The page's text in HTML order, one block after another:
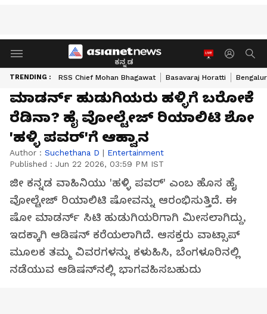
ಕನ್ನಡ
TRENDING : RSS Chief Mohan Bhagawat Basavaraj Horatti
ಮಾಡರ್ನ್​ ಹುಡುಗಿಯರು ಹಳ್ಳಿಗೆ ಬರೋಕೆ
ರೆಡಿನಾ? ಹೈ ವೋಲ್ಟೇಜ್ ರಿಯಾಲಿಟಿ ಶೋ
'ಹಳ್ಳಿ ಪವರ್'ಗೆ ಆಹ್ವಾನ
Author : Suchethana D | Entertainment
Published : Jun 22 2026, 03:59 PM IST
ಜೀ ಕನ್ನಡ ವಾಹಿನಿಯು 'ಹಳ್ಳಿ ಪವರ್' ಎಂಬ ಹೊಸ ಹೈ
ವೋಲ್ಟೇಜ್ ರಿಯಾಲಿಟಿ ಷೋವನ್ನು ಆರಂಭಿಸುತ್ತಿದೆ. ಈ
ಷೋ ಮಾಡರ್ನ್ ಸಿಟಿ ಹುಡುಗಿಯರಿಗಾಗಿ ಮೀಸಲಾಗಿದ್ದು,
ಇದಕ್ಕಾಗಿ ಆಡಿಷನ್‌ ಕರೆಯಲಾಗಿದೆ. ಆಸಕ್ತರು ವಾಟ್ಸಾಪ್
ಮೂಲಕ ತಮ್ಮ ವಿವರಗಳನ್ನು ಕಳುಹಿಸಿ, ಬೆಂಗಳೂರಿನಲ್ಲಿ
ನಡೆಯುವ ಆಡಿಷನ್‌ನಲ್ಲಿ ಭಾಗವಹಿಸಬಹುದು